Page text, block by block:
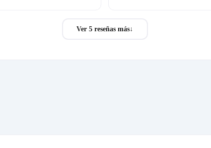
Ver 5 reseñas más↓